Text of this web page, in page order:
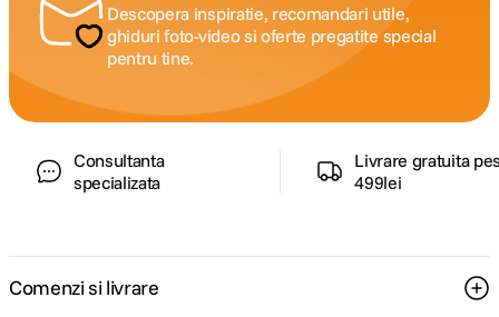
Descopera inspiratie, recomandari utile,
ghiduri foto-video si oferte pregatite special
pentru tine.
Consultanta
specializata
Livrare gratuita
499lei
Comenzi si livrare